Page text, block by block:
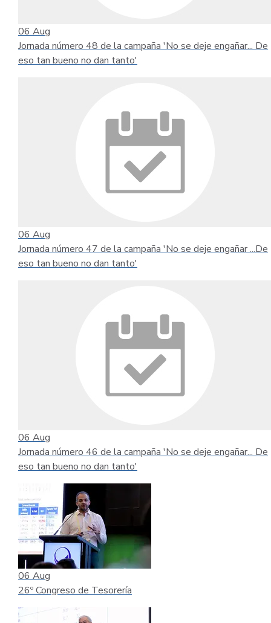
06 Aug
Jornada número 48 de la campaña 'No se deje engañar... De
eso tan bueno no dan tanto'
06 Aug
Jornada número 47 de la campaña 'No se deje engañar ...De
eso tan bueno no dan tanto'
06 Aug
Jornada número 46 de la campaña 'No se deje engañar... De
eso tan bueno no dan tanto'
06 Aug
26º Congreso de Tesorería